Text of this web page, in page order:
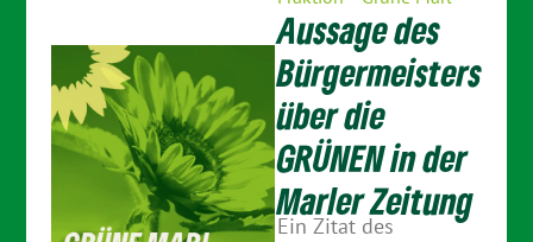
Aussage des
Bürgermeisters
über die
GRÜNEN in der
Marler Zeitung
Ein Zitat des